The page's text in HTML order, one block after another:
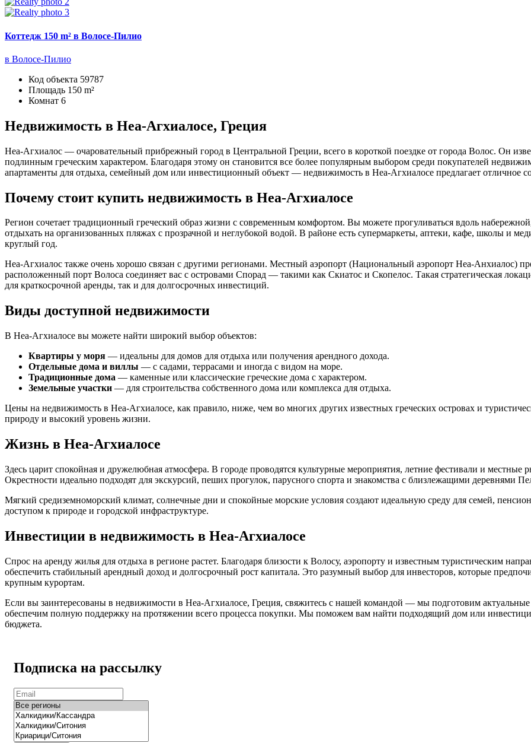
Коттедж 150 m² в Волосе-Пилио
в Волосе-Пилио
Код объекта 59787
Площадь 150 m²
Комнат 6
Недвижимость в Неа-Агхиалосе, Греция
Неа-Агхиалос — очаровательный прибрежный город в Центральной Греции, всего в короткой поездке от города Волос. Он
подлинным греческим характером. Благодаря этому он становится все более популярным выбором среди покупателей
апартаменты для отдыха, семейный дом или инвестиционный объект — недвижимость в Неа-Агхиалосе предлагает отличное
Почему стоит купить недвижимость в Неа-Агхиалосе
Регион сочетает традиционный греческий образ жизни с современным комфортом. Вы можете прогуливаться вдоль
отдыхать на организованных пляжах с прозрачной и неглубокой водой. В районе есть супермаркеты, аптеки, кафе, школы и
круглый год.
Неа-Агхиалос также очень хорошо связан с другими регионами. Местный аэропорт (Национальный аэропорт Неа-Анхиалос)
расположенный порт Волоса соединяет вас с островами Спорад — такими как Скиатос и Скопелос. Такая стратегическая
для краткосрочной аренды, так и для долгосрочных инвестиций.
Виды доступной недвижимости
В Неа-Агхиалосе вы можете найти широкий выбор объектов:
Квартиры у моря — идеальны для домов для отдыха или получения арендного дохода.
Отдельные дома и виллы — с садами, террасами и иногда с видом на море.
Традиционные дома — каменные или классические греческие дома с характером.
Земельные участки — для строительства собственного дома или комплекса для отдыха.
Цены на недвижимость в Неа-Агхиалосе, как правило, ниже, чем во многих других известных греческих островах и
природу и высокий уровень жизни.
Жизнь в Неа-Агхиалосе
Здесь царит спокойная и дружелюбная атмосфера. В городе проводятся культурные мероприятия, летние фестивали и
Окрестности идеально подходят для экскурсий, пеших прогулок, парусного спорта и знакомства с близлежащими деревнями
Мягкий средиземноморский климат, солнечные дни и спокойные морские условия создают идеальную среду для семей,
доступом к природе и городской инфраструктуре.
Инвестиции в недвижимость в Неа-Агхиалосе
Спрос на аренду жилья для отдыха в регионе растет. Благодаря близости к Волосу, аэропорту и известным туристическим
обеспечить стабильный арендный доход и долгосрочный рост капитала. Это разумный выбор для инвесторов, которые
крупным курортам.
Если вы заинтересованы в недвижимости в Неа-Агхиалосе, Греция, свяжитесь с нашей командой — мы подготовим
обеспечим полную поддержку на протяжении всего процесса покупки. Мы поможем вам найти подходящий дом или
бюджета.
Подписка на рассылку